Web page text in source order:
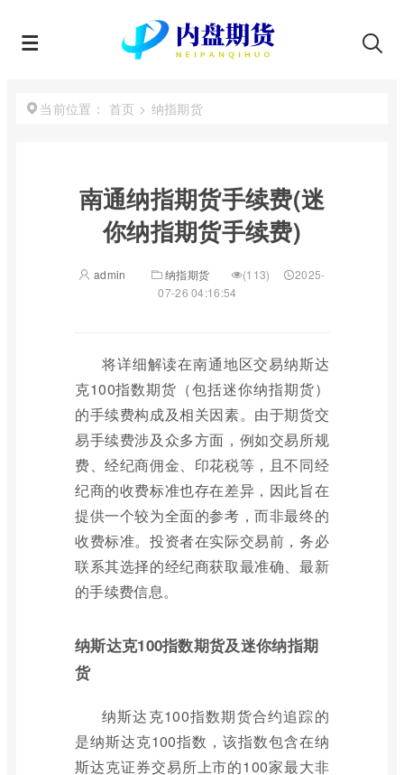
当前位置： 首页 > 纳指期货
南通纳指期货手续费(迷
你纳指期货手续费)
admin 纳指期货 (113)
2025-
07-26 04:16:54
将详细解读在南通地区交易纳斯达
克100指数期货（包括迷你纳指期货）
的手续费构成及相关因素。由于期货交
易手续费涉及众多方面，例如交易所规
费、经纪商佣金、印花税等，且不同经
纪商的收费标准也存在差异，因此旨在
提供一个较为全面的参考，而非最终的
收费标准。投资者在实际交易前，务必
联系其选择的经纪商获取最准确、最新
的手续费信息。
纳斯达克100指数期货及迷你纳指期
货
纳斯达克100指数期货合约追踪的
是纳斯达克100指数，该指数包含在纳
斯达克证券交易所上市的100家最大非